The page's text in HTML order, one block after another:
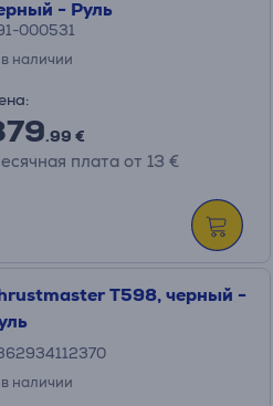
- Руль
000531
в наличии
.99 €
плата от 13 €
T598, черный -
в наличии